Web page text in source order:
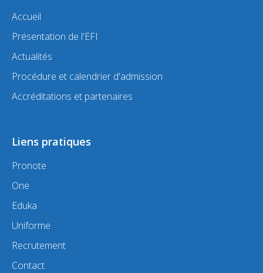
Accueil
Présentation de l'EFI
Actualités
Procédure et calendrier d'admission
Accréditations et partenaires
Liens pratiques
Pronote
One
Eduka
Uniforme
Recrutement
Contact